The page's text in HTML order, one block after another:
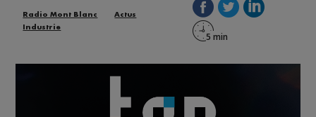
Radio Mont Blanc
Actus
Industrie